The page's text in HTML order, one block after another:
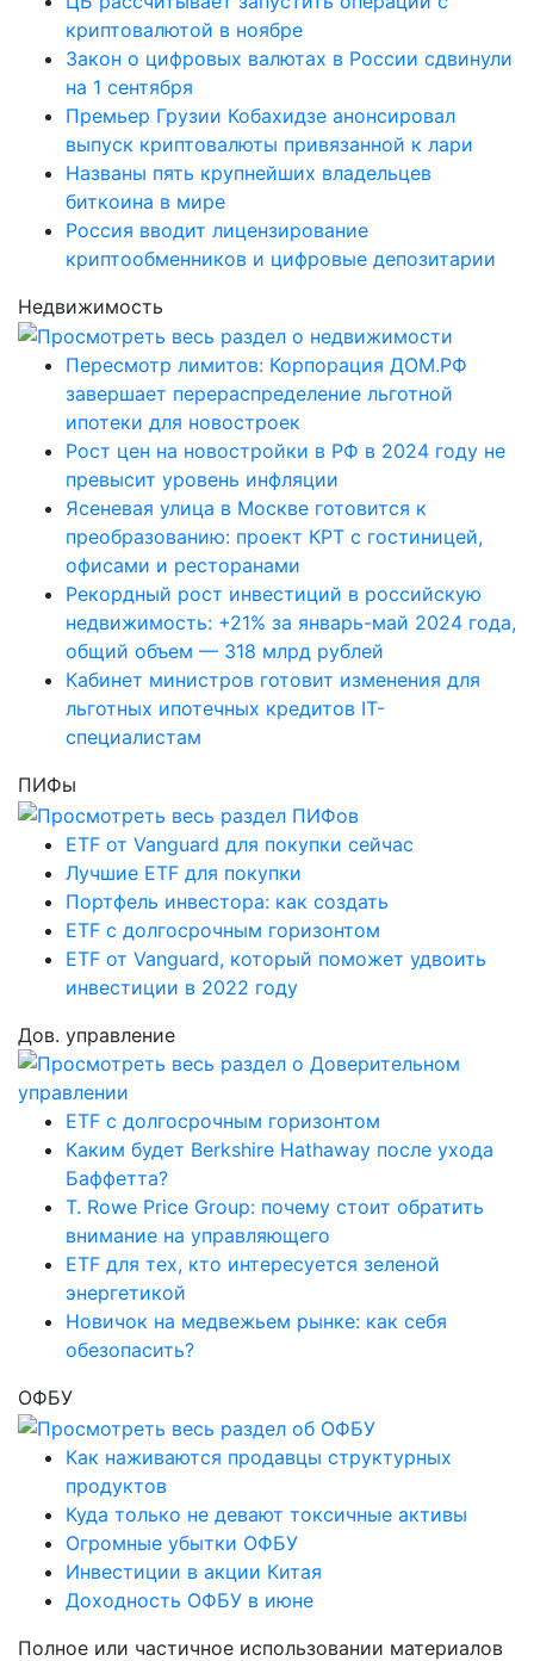
криптовалютой в ноябре
Закон о цифровых валютах в России сдвинули
на 1 сентября
Премьер Грузии Кобахидзе анонсировал
выпуск криптовалюты привязанной к лари
Названы пять крупнейших владельцев
биткоина в мире
Россия вводит лицензирование
криптообменников и цифровые депозитарии
Недвижимость
Пересмотр лимитов: Корпорация ДОМ.РФ
завершает перераспределение льготной
ипотеки для новостроек
Рост цен на новостройки в РФ в 2024 году не
превысит уровень инфляции
Ясеневая улица в Москве готовится к
преобразованию: проект КРТ с гостиницей,
офисами и ресторанами
Рекордный рост инвестиций в российскую
недвижимость: +21% за январь-май 2024 года,
общий объем — 318 млрд рублей
Кабинет министров готовит изменения для
льготных ипотечных кредитов IT-
специалистам
ПИФы
ETF от Vanguard для покупки сейчас
Лучшие ETF для покупки
Портфель инвестора: как создать
ETF с долгосрочным горизонтом
ETF от Vanguard, который поможет удвоить
инвестиции в 2022 году
Дов. управление
ETF с долгосрочным горизонтом
Каким будет Berkshire Hathaway после ухода
Баффетта?
T. Rowe Price Group: почему стоит обратить
внимание на управляющего
ETF для тех, кто интересуется зеленой
энергетикой
Новичок на медвежьем рынке: как себя
обезопасить?
ОФБУ
Как наживаются продавцы структурных
продуктов
Куда только не девают токсичные активы
Огромные убытки ОФБУ
Инвестиции в акции Китая
Доходность ОФБУ в июне
Полное или частичное использовании материалов